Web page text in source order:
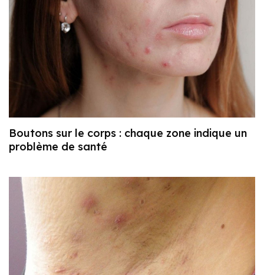
Boutons sur le corps : chaque zone indique un
problème de santé